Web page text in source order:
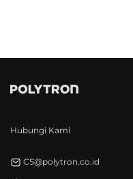
Hubungi Kami
CS@polytron.co.id